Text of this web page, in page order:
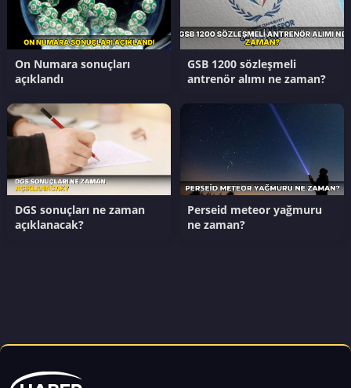
On Numara sonuçları
açıklandı
GSB 1200 sözleşmeli
antrenör alımı ne zaman?
DGS sonuçları ne zaman
açıklanacak?
Perseid meteor yağmuru
ne zaman?